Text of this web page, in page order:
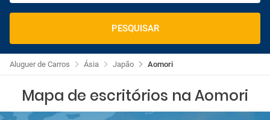
PESQUISAR
Aomori
Japão
Ásia
Aluguer de Carros
Mapa de escritórios na Aomori